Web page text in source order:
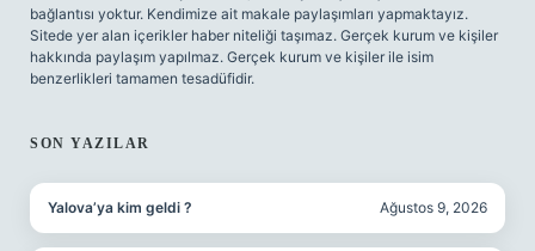
bağlantısı yoktur. Kendimize ait makale paylaşımları yapmaktayız.
Sitede yer alan içerikler haber niteliği taşımaz. Gerçek kurum ve kişiler
hakkında paylaşım yapılmaz. Gerçek kurum ve kişiler ile isim
benzerlikleri tamamen tesadüfidir.
SON YAZILAR
Yalova’ya kim geldi ? Ağustos 9, 2026